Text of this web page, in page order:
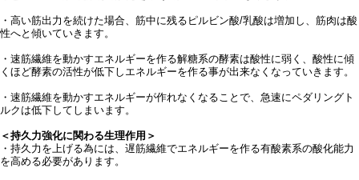
・高い筋出力を続けた場合、筋中に残るピルビン酸/乳酸は増加し、筋肉は酸
性へと傾いていきます。
・速筋繊維を動かすエネルギーを作る解糖系の酵素は酸性に弱く、酸性に傾
くほど酵素の活性が低下しエネルギーを作る事が出来なくなっていきます。
・速筋繊維を動かすエネルギーが作れなくなることで、急速にペダリングト
ルクは低下してしまいます。
＜持久力強化に関わる生理作用＞
・持久力を上げる為には、遅筋繊維でエネルギーを作る有酸素系の酸化能力
を高める必要があります。